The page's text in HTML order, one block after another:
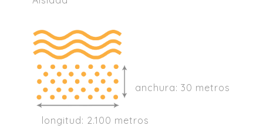
anchura: 30 metros
longitud: 2.100 metros